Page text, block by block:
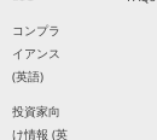
コンプラ
イアンス
(英語)
投資家向
け情報 (英